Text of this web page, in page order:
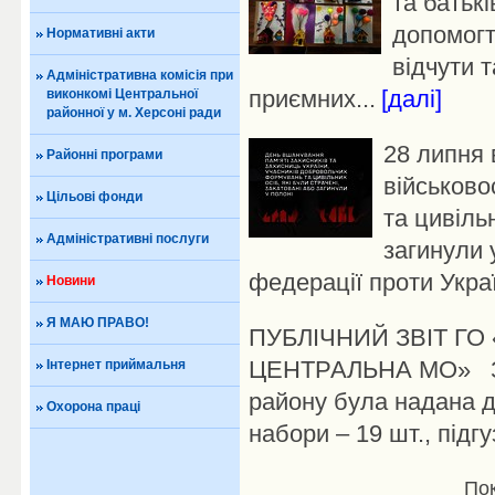
Нормативні акти
Адміністративна комісія при
виконкомі Центральної
районної у м. Херсоні ради
Районні програми
Цільові фонди
Адміністративні послуги
Новини
Я МАЮ ПРАВО!
Інтернет приймальня
Охорона праці
відчути
приємних... [далі]
28 липня
та
загинули
федерації проти
ПУБЛІЧНИЙ ЗВІТ
ЦЕНТРАЛЬНА МО» За
району була надана
набори – 19 шт.,